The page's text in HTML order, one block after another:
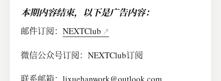
本期内容结束，以下是广告内容：
邮件订阅：NEXTClub
微信公众号订阅：NEXTClub订阅